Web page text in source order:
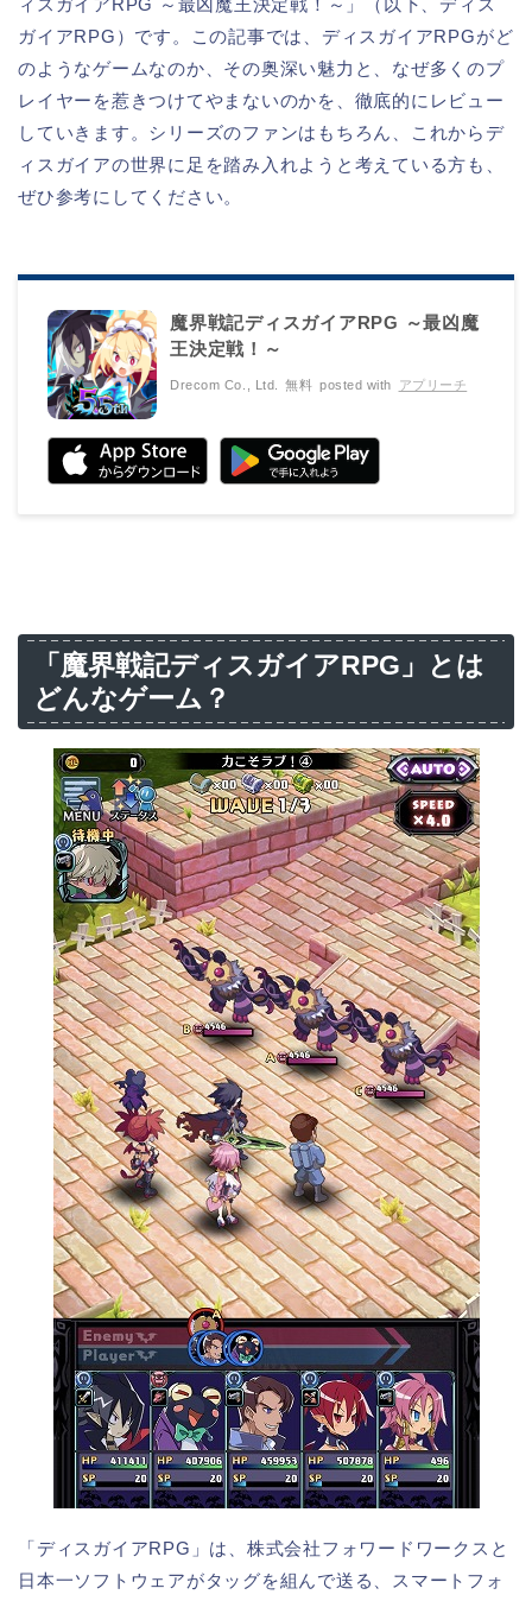
ガイアRPG）です。この記事では、ディスガイアRPGがど
のようなゲームなのか、その奥深い魅力と、なぜ多くのプ
レイヤーを惹きつけてやまないのかを、徹底的にレビュー
していきます。シリーズのファンはもちろん、これからデ
ィスガイアの世界に足を踏み入れようと考えている方も、
ぜひ参考にしてください。
魔界戦記ディスガイアRPG ～最凶魔
王決定戦！～
Drecom Co., Ltd. 無料 posted with アプリーチ
「魔界戦記ディスガイアRPG」とは
どんなゲーム？
「ディスガイアRPG」は、株式会社フォワードワークスと
日本一ソフトウェアがタッグを組んで送る、スマートフォ